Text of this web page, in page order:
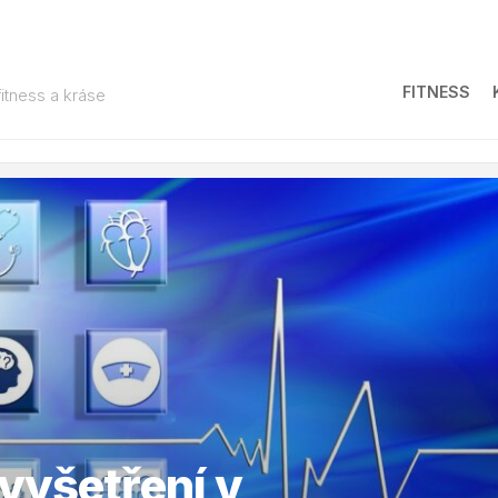
a kráse FITNESS
v